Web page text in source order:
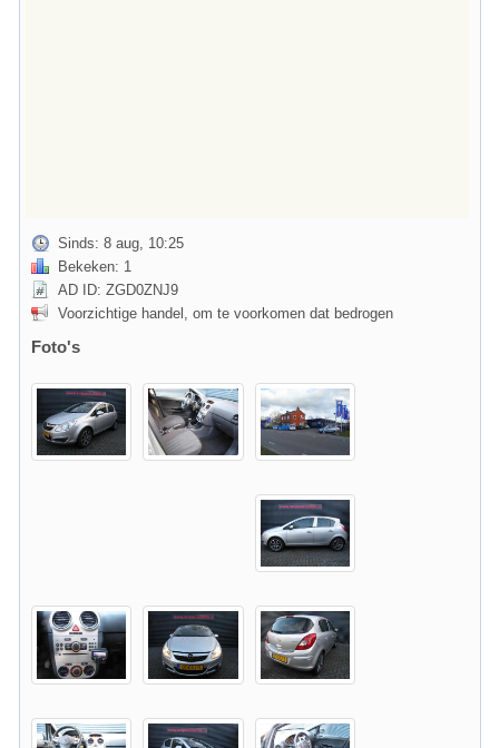
Sinds: 8 aug, 10:25
Bekeken: 1
AD ID: ZGD0ZNJ9
Voorzichtige handel, om te voorkomen dat bedrogen
Foto's